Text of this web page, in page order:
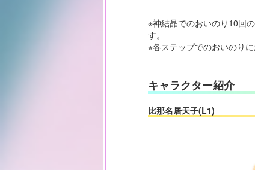
※神結晶でのおいのり10回
す。
※各ステップでのおいのり
キャラクター紹介
比那名居天子(L1)